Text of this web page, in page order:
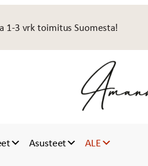
1-3 vrk toimitus Suomesta!
Asusteet ALE